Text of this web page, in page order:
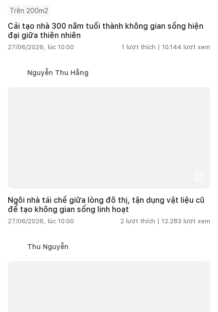
Trên 200m2
Cải tạo nhà 300 năm tuổi thành không gian sống hiện
đại giữa thiên nhiên
27/06/2026, lúc 10:00 1 lượt thích | 10.144 lượt xem
Nguyễn Thu Hằng
Ngôi nhà tái chế giữa lòng đô thị, tận dụng vật liệu cũ
để tạo không gian sống linh hoạt
27/06/2026, lúc 10:00 2 lượt thích | 12.283 lượt xem
Thu Nguyễn